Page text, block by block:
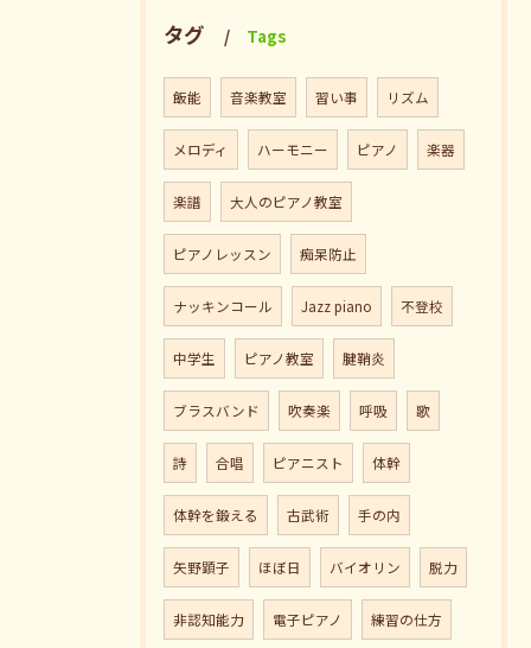
タグ Tags
飯能 音楽教室 習い事 リズム
メロディ ハーモニー ピアノ 楽器
楽譜 大人のピアノ教室
ピアノレッスン 痴呆防止
ナッキンコール Jazz piano 不登校
中学生 ピアノ教室 腱鞘炎
ブラスバンド 吹奏楽 呼吸 歌
詩 合唱 ピアニスト 体幹
体幹を鍛える 古武術 手の内
矢野顕子 ほぼ日 バイオリン 脱力
非認知能力 電子ピアノ 練習の仕方